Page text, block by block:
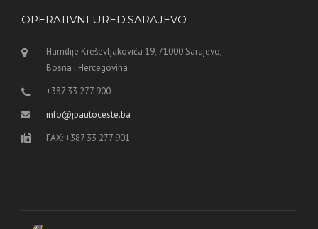
OPERATIVNI URED SARAJEVO
Hamdije Kreševljakovića 19, 71000 Sarajevo,
Bosna i Hercegovina
+387 33 277 900
info@jpautoceste.ba
FAX: +387 33 277 901